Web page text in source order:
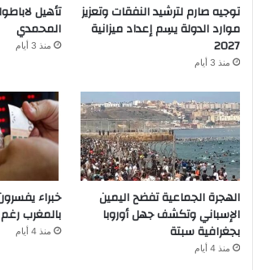
توجيه صارم لترشيد النفقات وتعزيز
موارد الدولة يسِم إعداد ميزانية
2027
منذ 3 أيام
تأهيل
المحمدي
منذ 3 أيام
الهجرة الجماعية تفضح اليمين
الإسباني وتكشف جهل أوروبا
بجغرافية سبتة
منذ 4 أيام
خبراء
بالمغرب
منذ 4 أيام